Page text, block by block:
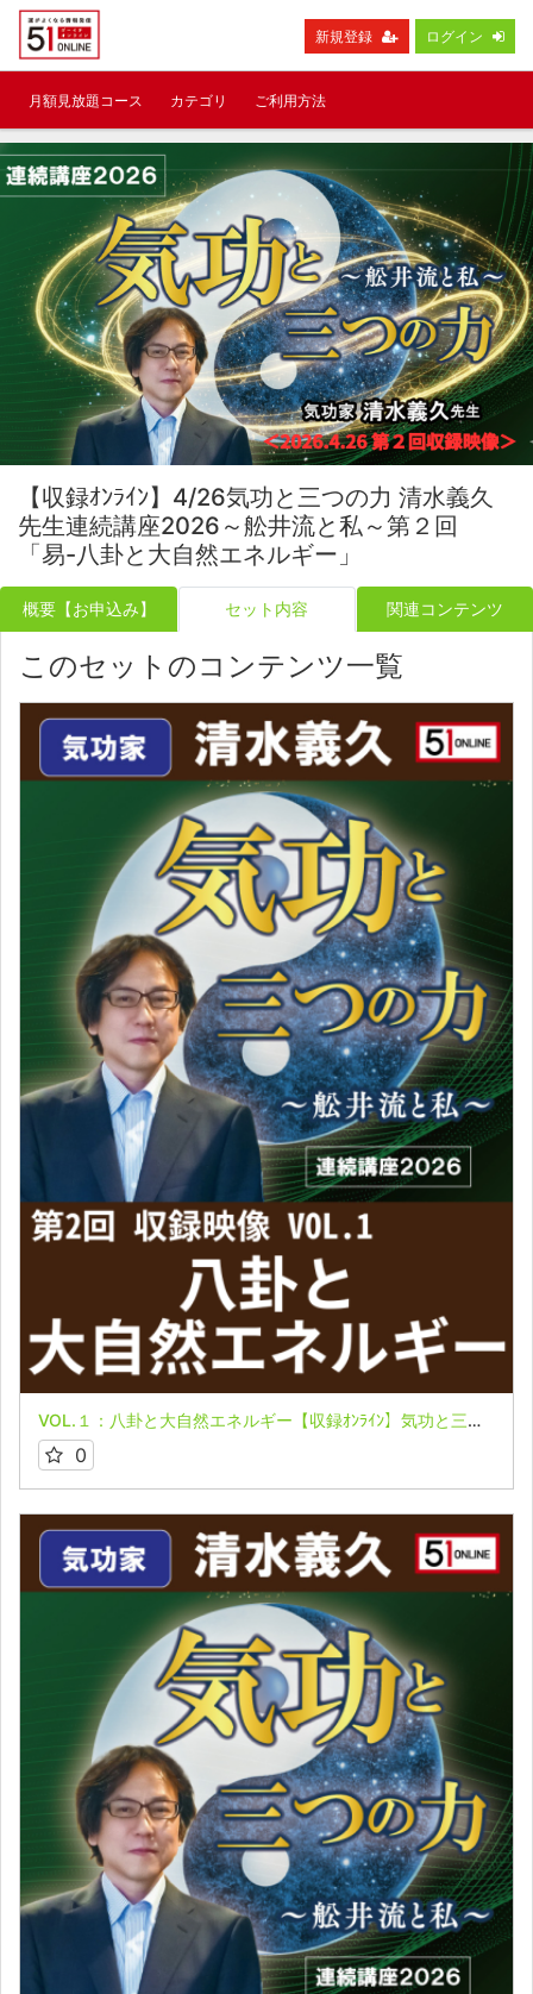
新規登録 ログイン
月額見放題コース カテゴリ ご利用方法
【収録ｵﾝﾗｲﾝ】4/26気功と三つの力 清水義久
先生連続講座2026～舩井流と私～第２回
「易-八卦と大自然エネルギー」
概要【お申込み】 セット内容 関連コンテンツ
このセットのコンテンツ一覧
VOL.１：八卦と大自然エネルギー【収録ｵﾝﾗｲﾝ】気功と三つの力 第２回 連続講座2026～舩井流と私～ 清水義久先生
0